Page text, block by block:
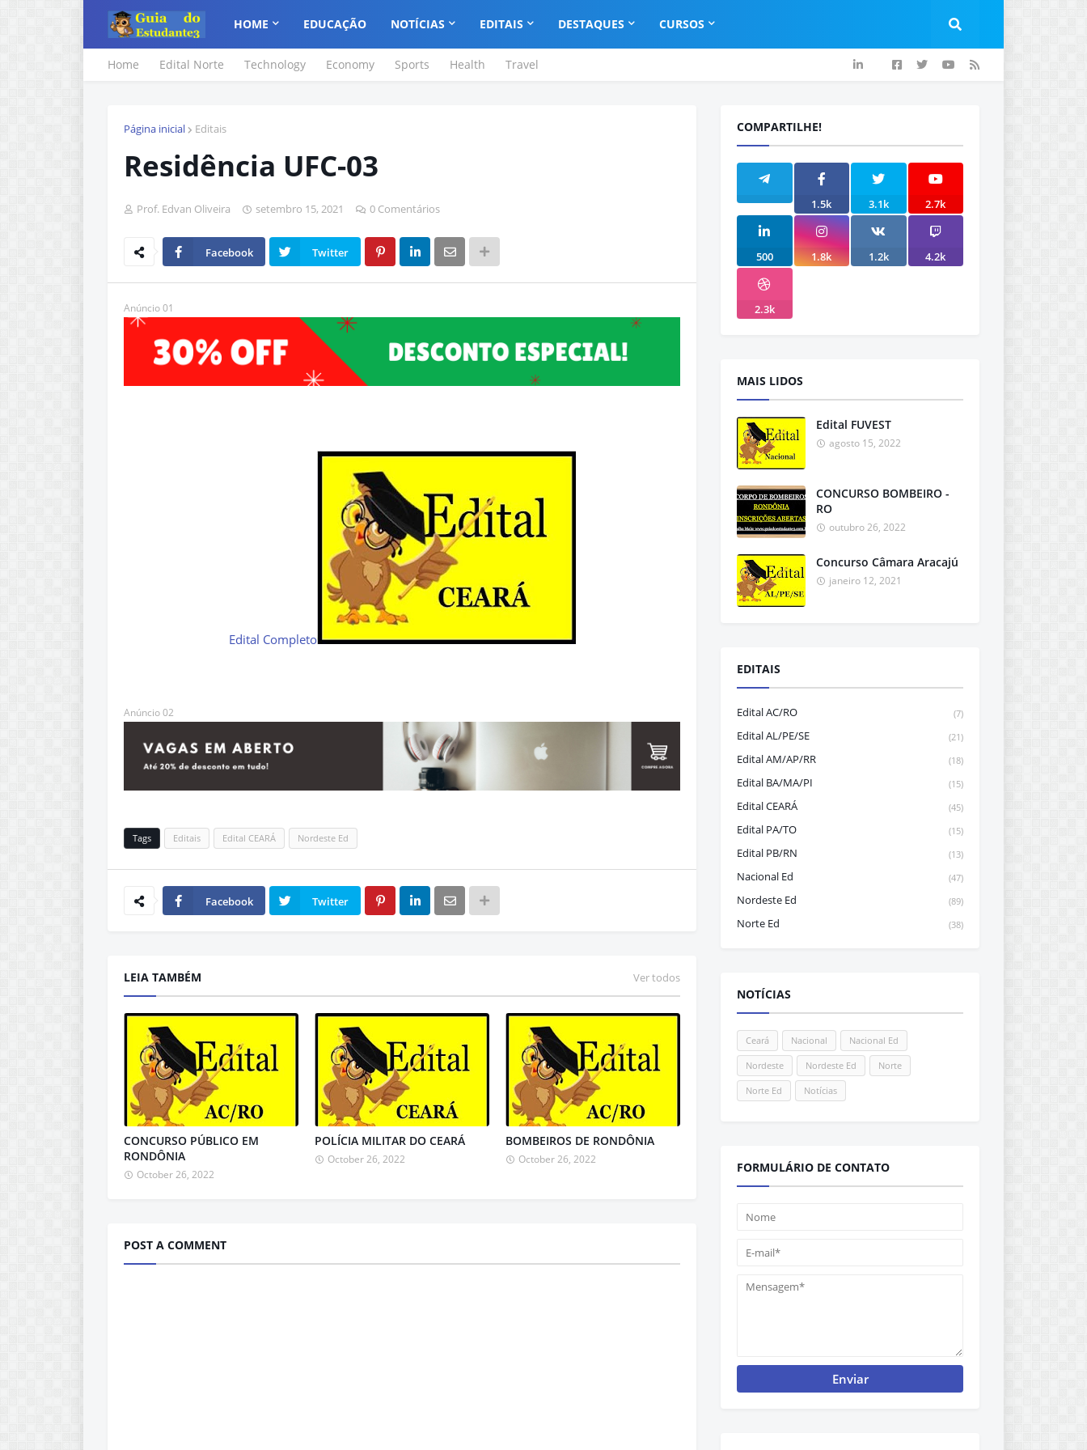
HOME EDUCAÇÃO NOTÍCIAS EDITAIS DESTAQUES CURSOS
Home Edital Norte Technology Economy Sports Health Travel
Página inicial Editais
Residência UFC-03
Prof. Edvan Oliveira setembro 15, 2021 0 Comentários
Facebook Twitter
Anúncio 01
Edital Completo
Anúncio 02
Tags Editais Edital CEARÁ Nordeste Ed
Facebook Twitter
LEIA TAMBÉM Ver todos
CONCURSO PÚBLICO EM
RONDÔNIA
October 26, 2022
POLÍCIA MILITAR DO CEARÁ
October 26, 2022
BOMBEIROS DE RONDÔNIA
October 26, 2022
POST A COMMENT
COMPARTILHE!
1.5k 3.1k 2.7k
500 1.8k 1.2k 4.2k
2.3k
MAIS LIDOS
Edital FUVEST
agosto 15, 2022
CONCURSO BOMBEIRO -
RO
outubro 26, 2022
Concurso Câmara Aracajú
janeiro 12, 2021
EDITAIS
Edital AC/RO (7)
Edital AL/PE/SE (21)
Edital AM/AP/RR (18)
Edital BA/MA/PI (15)
Edital CEARÁ (45)
Edital PA/TO (15)
Edital PB/RN (13)
Nacional Ed (47)
Nordeste Ed (89)
Norte Ed (38)
NOTÍCIAS
Ceará Nacional Nacional Ed
Nordeste Nordeste Ed Norte
Norte Ed Notícias
FORMULÁRIO DE CONTATO